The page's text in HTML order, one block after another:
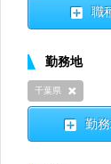
職
勤務地
千葉県
勤